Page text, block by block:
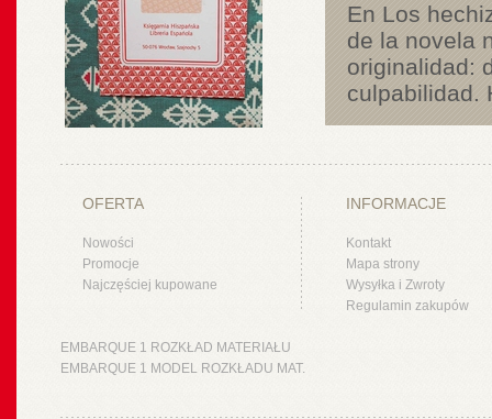
En Los
de la novela
originalidad:
culpabilidad.
OFERTA
Nowości
Promocje
Najczęściej kupowane
INFORMACJE
Kontakt
Mapa strony
Wysyłka i Zwroty
Regulamin zakupów
EMBARQUE 1 ROZKŁAD MATERIAŁU
EMBARQUE 1 MODEL ROZKŁADU MAT.